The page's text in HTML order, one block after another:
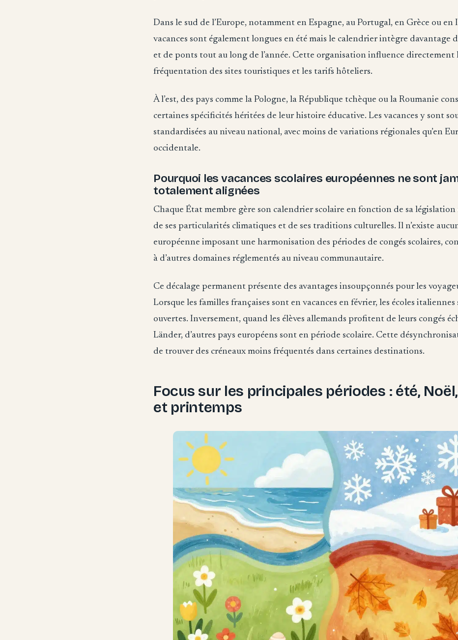
Dans le sud de l’Europe, notamment en Espagne, au Portugal, en Grèce ou en
vacances sont également longues en été mais le calendrier intègre davantage
et de ponts tout au long de l’année. Cette organisation influence directement
fréquentation des sites touristiques et les tarifs hôteliers.
À l’est, des pays comme la Pologne, la République tchèque ou la Roumanie
certaines spécificités héritées de leur histoire éducative. Les vacances y sont
standardisées au niveau national, avec moins de variations régionales qu’en
occidentale.
Pourquoi les vacances scolaires européennes ne sont
totalement alignées
Chaque État membre gère son calendrier scolaire en fonction de sa
de ses particularités climatiques et de ses traditions culturelles. Il n’existe
européenne imposant une harmonisation des périodes de congés scolaires,
à d’autres domaines réglementés au niveau communautaire.
Ce décalage permanent présente des avantages insoupçonnés pour les
Lorsque les familles françaises sont en vacances en février, les écoles
ouvertes. Inversement, quand les élèves allemands profitent de leurs congés
Länder, d’autres pays européens sont en période scolaire. Cette
de trouver des créneaux moins fréquentés dans certaines destinations.
Focus sur les principales périodes : été,
et printemps